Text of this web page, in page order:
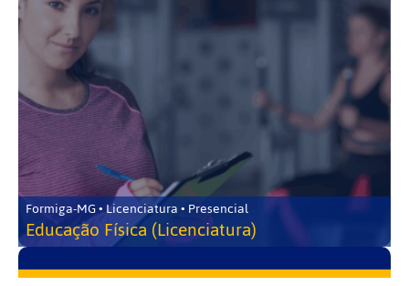
Formiga-MG • Licenciatura • Presencial
Educação Física (Licenciatura)